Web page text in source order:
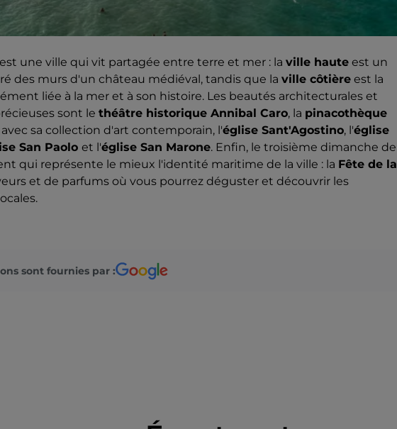
est une ville qui vit partagée entre terre et mer : la ville haute est un
des murs d'un château médiéval, tandis que la ville côtière est la
liée à la mer et à son histoire. Les beautés architecturales et
sont le théâtre historique Annibal Caro, la pinacothèque
avec sa collection d'art contemporain, l'église Sant'Agostino, l'église
San Paolo et l'église San Marone. Enfin, le troisième dimanche de
qui représente le mieux l'identité maritime de la ville : la Fête de la
et de parfums où vous pourrez déguster et découvrir les
sont fournies par :